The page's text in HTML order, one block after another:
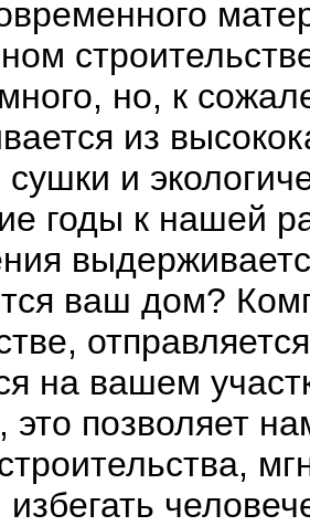
но, к
из
и
годы к нашей
ваш дом?
на вашем
это позволяет
избегать